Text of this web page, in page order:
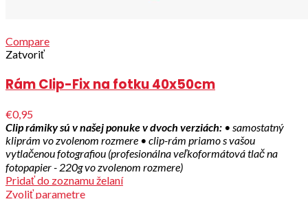
Compare
Zatvoriť
Rám Clip-Fix na fotku 40x50cm
€0,95
Clip rámiky sú v našej ponuke v dvoch verziách: • samostatný
kliprám vo zvolenom rozmere • clip-rám priamo s vašou
vytlačenou fotografiou (profesionálna veľkoformátová tlač na
fotopapier - 220g vo zvolenom rozmere)
Pridať do zoznamu želaní
Zvoliť parametre